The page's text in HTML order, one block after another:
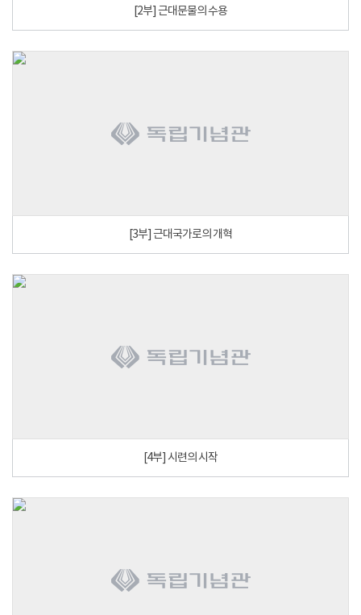
[2부] 근대문물의 수용
[3부] 근대국가로의 개혁
[4부] 시련의 시작